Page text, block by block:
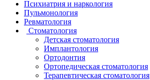
Психиатрия и наркология
Пульмонология
Ревматология
Стоматология
Детская стоматология
Имплантология
Ортодонтия
Ортопедическая стоматология
Терапевтическая стоматология